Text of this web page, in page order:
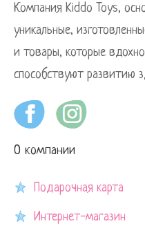
Компания Kiddo Toys,
уникальные,
и товары, которые
способствуют развитию
О компании
Подарочная карта
Интернет-магазин